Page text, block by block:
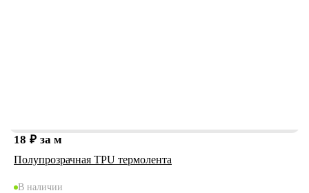
18 ₽ за м
Полупрозрачная TPU термолента
В наличии